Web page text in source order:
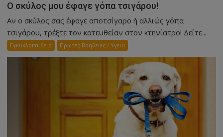
Ο σκύλος μου έφαγε γόπα τσιγάρου!
Αν ο σκύλος σας έφαγε αποτσίγαρο ή αλλιώς γόπα
τσιγάρου, τρέξτε τον κατευθείαν στον κτηνίατρο! Δείτε...
Εγκυκλοπαιδεια Πρωτες Βοηθειες / Υγεια